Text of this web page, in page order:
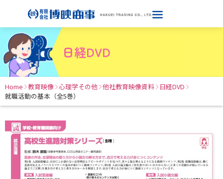
日経DVD
Home 教育映像 心理学その他 他社教育映像資料
日経DVD
就職活動の基本（全5巻）